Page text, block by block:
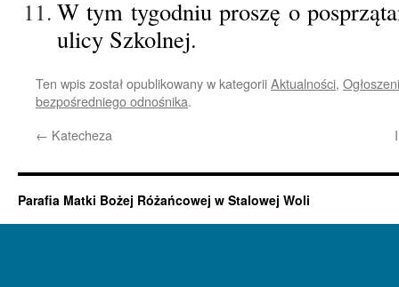
W tym tygodniu proszę o
ulicy Szkolnej.
Ten wpis został opublikowany w kategoriiAktualności,
bezpośredniego odnośnika.
← Katecheza
Parafia Matki Bożej Różańcowej w Stalowej Woli